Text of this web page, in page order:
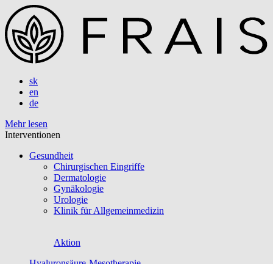
sk
en
de
Mehr lesen
Interventionen
Gesundheit
Chirurgischen Eingriffe
Dermatologie
Gynäkologie
Urologie
Klinik für Allgemeinmedizin
Aktion